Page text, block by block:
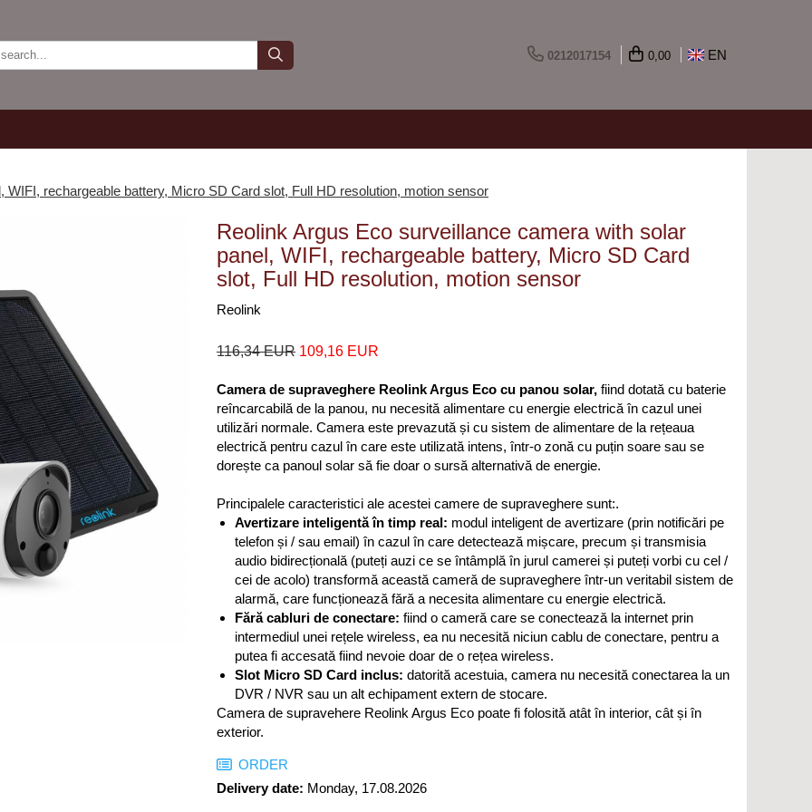
0212017154 0,00 EN
rechargeable battery, Micro SD Card slot, Full HD resolution, motion sensor
Reolink Argus Eco surveillance camera with solar
panel, WIFI, rechargeable battery, Micro SD Card
slot, Full HD resolution, motion sensor
Reolink
116,34 EUR 109,16 EUR
Camera de supraveghere Reolink Argus Eco cu panou solar, fiind dotată cu baterie
reîncarcabilă de la panou, nu necesită alimentare cu energie electrică în cazul unei
utilizări normale. Camera este prevazută și cu sistem de alimentare de la rețeaua
electrică pentru cazul în care este utilizată intens, într-o zonă cu puțin soare sau se
dorește ca panoul solar să fie doar o sursă alternativă de energie.
Principalele caracteristici ale acestei camere de supraveghere sunt:.
Avertizare inteligentă în timp real: modul inteligent de avertizare (prin notificări pe
telefon și / sau email) în cazul în care detectează mișcare, precum și transmisia
audio bidirecțională (puteți auzi ce se întâmplă în jurul camerei și puteți vorbi cu cel /
cei de acolo) transformă această cameră de supraveghere într-un veritabil sistem de
alarmă, care funcționează fără a necesita alimentare cu energie electrică.
Fără cabluri de conectare: fiind o cameră care se conectează la internet prin
intermediul unei rețele wireless, ea nu necesită niciun cablu de conectare, pentru a
putea fi accesată fiind nevoie doar de o rețea wireless.
Slot Micro SD Card inclus: datorită acestuia, camera nu necesită conectarea la un
DVR / NVR sau un alt echipament extern de stocare.
Camera de supravehere Reolink Argus Eco poate fi folosită atât în interior, cât și în
exterior.
ORDER
Delivery date: Monday, 17.08.2026